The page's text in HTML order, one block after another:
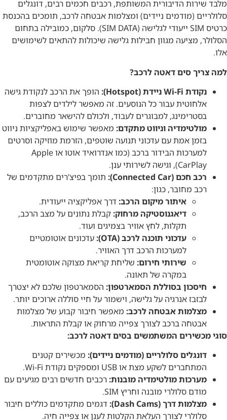
מלבד שירות הדיבורית המשותפת, רכבים חכמים רבים, דונגלים
סלולריים (מודמים ניידים) ומצלמות אבטחה לרכב, תומכים בהכנסת
כרטיס SIM ייעודי לגלישה (SIM DATA). סלקום, כמובילה בתחום
הסלולר, מציעה מגוון חבילות גלישה שיכולות להתאים לשימושים
אלו.
למה צריך סים דאטה לרכב?
נקודת Wi-Fi ניידת (Hotspot):
הופך את הרכב לנקודת גישה
אלחוטית עבור כל הנוסעים. זה מאפשר לילדים לצפות
בסטרימינג, למבוגרים לעבוד, ולכולם להישאר מחוברים.
מולטימדיה וניווט מתקדם: מאפשר שימוש באפליקציות ניווט
בזמן אמת עם עדכוני תנועה שוטפים, הזרמת מוזיקה וסרטים
למערכות הבידור ברכב (כמו אנדרואיד אוטו או Apple
CarPlay), וגישה לשירותי ענן.
רכב חכם (Connected Car):
תומך בפיצ'רים מתקדמים של
רכב מחובר, כגון:
איתור מיקום הרכב: דרך אפליקציה ייעודית.
דיאגנוסטיקה מרחוק: קבלת נתונים על מצב הרכב,
תקלות, לחץ אוויר בצמיגים ועוד.
עדכוני תוכנה לרכב (OTA):
עדכונים אוטומטיים
למערכות הרכב דרך האוויר.
שירותי חירום: שליחת קריאת מצוקה אוטומטית
במקרה של תאונה.
חיסכון בסוללת הסמארטפון: הסמארטפון שלכם לא יצטרך
לבזבז אנרגיה על גלישה, וישמור על חיי סוללה ארוכים יותר.
מצלמות אבטחה לרכב: מאפשר חיבור קבוע של מצלמות
אבטחה ברכב לצורך צפייה מרחוק או קבלת התראות.
סוגי מכשירים המשתמשים בסים דאטה לרכב:
דונגלים סלולריים (מודמים ניידים): מכשירים קטנים
המתחברים לשקע מצת או USB ומספקים נקודת Wi-Fi.
מערכות מולטימדיה מובנות: רכבים חדשים רבים מגיעים עם
מודם סלולרי מובנה וחריץ SIM.
מצלמות דרך (Dash Cams):
דגמים מתקדמים כוללים חיבור
סלולרי לצורך העלאת הקלטות לענן או צפייה חיה.